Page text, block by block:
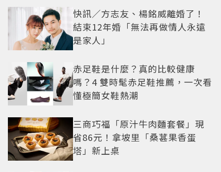
快訊／方志友、楊銘威離婚了！
結束12年婚「無法再做情人永遠
是家人」
赤足鞋是什麼？真的比較健康
嗎？4 雙時髦赤足鞋推薦，一次看
懂極簡女鞋熱潮
三商巧福「原汁牛肉麵套餐」現
省86元！拿坡里「桑葚果香蛋
塔」新上桌